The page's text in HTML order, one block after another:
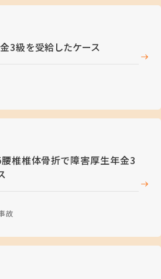
3級を受給したケース
椎椎体骨折で障害厚生年金3
故